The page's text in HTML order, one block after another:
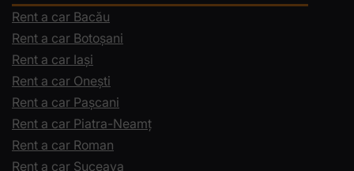
Rent a car Bacău
Rent a car Botoșani
Rent a car Iași
Rent a car Onești
Rent a car Pașcani
Rent a car Piatra-Neamț
Rent a car Roman
Rent a car Suceava